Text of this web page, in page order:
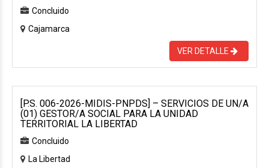
Concluido
Cajamarca
VER DETALLE
[P.S. 006-2026-MIDIS-PNPDS] – SERVICIOS DE UN/A
(01) GESTOR/A SOCIAL PARA LA UNIDAD
TERRITORIAL LA LIBERTAD
Concluido
La Libertad